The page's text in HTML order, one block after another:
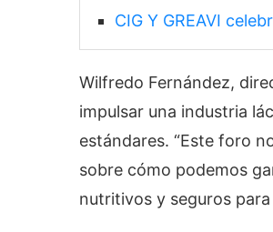
CIG Y GREAVI
Wilfredo Fernández,
impulsar una industria
estándares. “Este foro
sobre cómo podemos
nutritivos y seguros